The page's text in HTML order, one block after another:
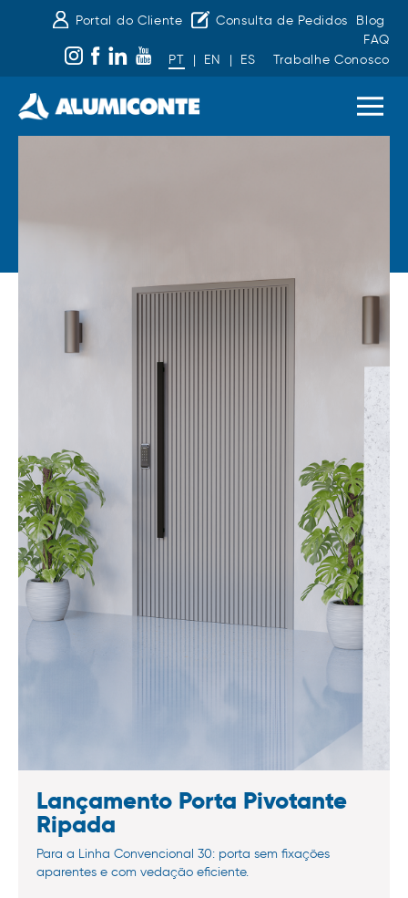
Portal do Cliente Consulta de Pedidos
Blog
FAQ
PT
| EN | ES Trabalhe Conosco
Lançamento Porta Pivotante
Ripada
Para a Linha Convencional 30: porta sem fixações
aparentes e com vedação eficiente.